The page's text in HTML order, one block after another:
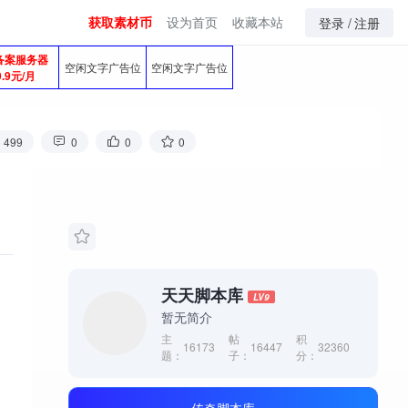
获取素材币 设为首页 收藏本站 登录 /注册
案服务器
元/月
空闲文字广告位 空闲文字广告位
499 0 0 0
天天脚本库 LV9
暂无简介
主
题：
16173
帖
子：
16447
积
分：
32360